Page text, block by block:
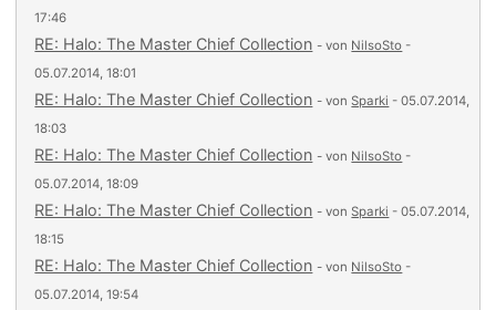
17:46
RE: Halo: The Master Chief Collection - von NilsoSto -
05.07.2014, 18:01
RE: Halo: The Master Chief Collection - vonSparki - 05.07.2014,
18:03
RE: Halo: The Master Chief Collection - von NilsoSto -
05.07.2014, 18:09
RE: Halo: The Master Chief Collection - vonSparki - 05.07.2014,
18:15
RE: Halo: The Master Chief Collection - von NilsoSto -
05.07.2014, 19:54